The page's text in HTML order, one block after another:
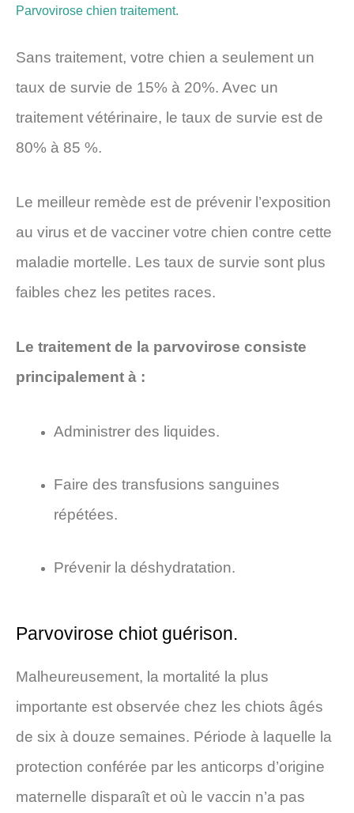
Parvovirose chien traitement.
Sans traitement, votre chien a seulement un
taux de survie de 15% à 20%. Avec un
traitement vétérinaire, le taux de survie est de
80% à 85 %.
Le meilleur remède est de prévenir l’exposition
au virus et de vacciner votre chien contre cette
maladie mortelle. Les taux de survie sont plus
faibles chez les petites races.
Le traitement de la parvovirose consiste
principalement à :
Administrer des liquides.
Faire des transfusions sanguines
répétées.
Prévenir la déshydratation.
Parvovirose chiot guérison.
Malheureusement, la mortalité la plus
importante est observée chez les chiots âgés
de six à douze semaines. Période à laquelle la
protection conférée par les anticorps d’origine
maternelle disparaît et où le vaccin n’a pas